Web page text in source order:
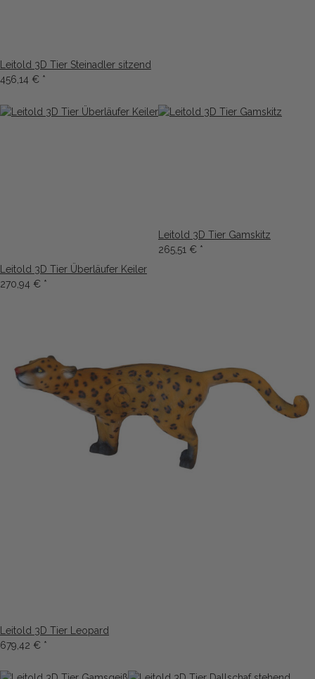
Leitold 3D Tier Steinadler sitzend
456,14 € *
Leitold 3D Tier Überläufer Keiler
270,94 € *
Leitold 3D Tier Gamskitz
265,51 € *
Leitold 3D Tier Leopard
679,42 € *